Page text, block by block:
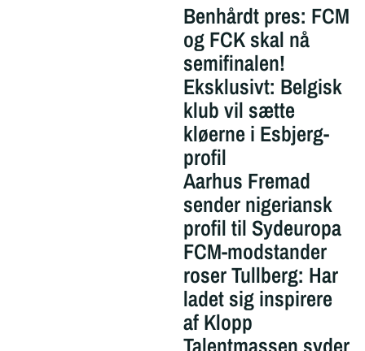
Benhårdt pres: FCM
og FCK skal nå
semifinalen!
Eksklusivt: Belgisk
klub vil sætte
kløerne i Esbjerg-
profil
Aarhus Fremad
sender nigeriansk
profil til Sydeuropa
FCM-modstander
roser Tullberg: Har
ladet sig inspirere
af Klopp